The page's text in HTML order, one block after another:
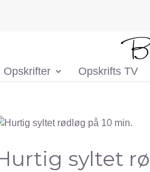
Opskrifter Opskrifts TV
syltet